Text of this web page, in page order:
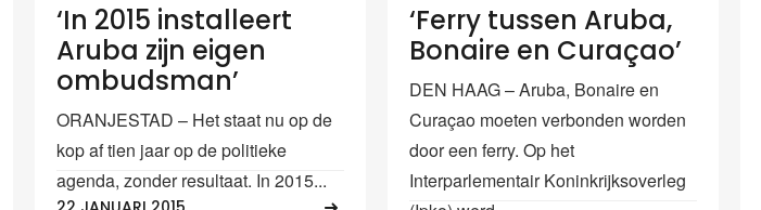
‘In 2015 installeert
Aruba zijn eigen
ombudsman’
ORANJESTAD – Het staat nu op de
kop af tien jaar op de politieke
agenda, zonder resultaat. In 2015...
‘Ferry tussen Aruba,
Bonaire en Curaçao’
DEN HAAG – Aruba, Bonaire en
Curaçao moeten verbonden worden
door een ferry. Op het
Interparlementair Koninkrijksoverleg